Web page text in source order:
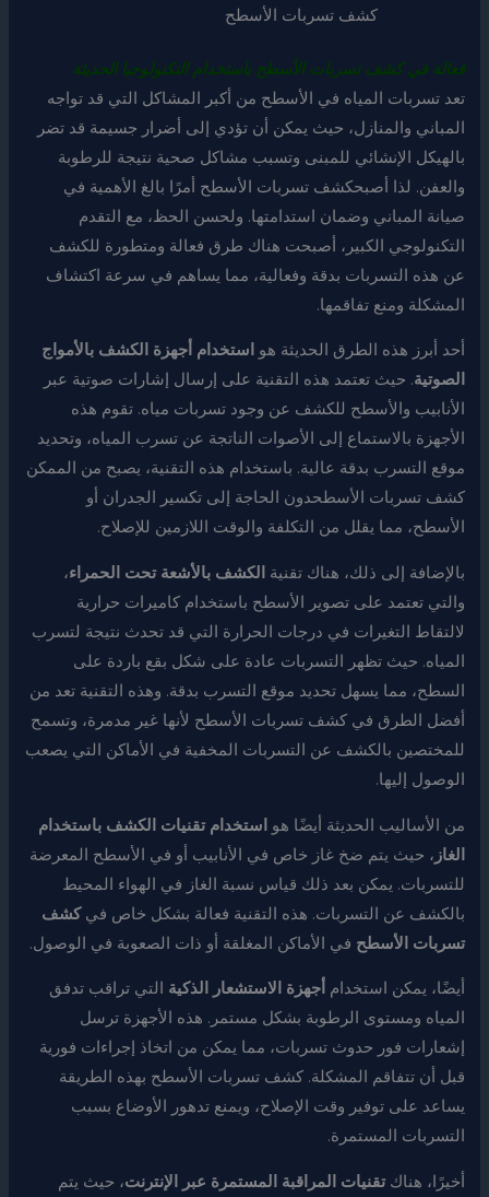
كشف تسربات الأسطح
فعالة في كشف تسربات الأسطح باستخدام التكنولوجيا الحديثة
تعد تسربات المياه في الأسطح من أكبر المشاكل التي قد تواجه
المباني والمنازل، حيث يمكن أن تؤدي إلى أضرار جسيمة قد تضر
بالهيكل الإنشائي للمبنى وتسبب مشاكل صحية نتيجة للرطوبة
والعفن. لذا أصبحكشف تسربات الأسطح أمرًا بالغ الأهمية في
صيانة المباني وضمان استدامتها. ولحسن الحظ، مع التقدم
التكنولوجي الكبير، أصبحت هناك طرق فعالة ومتطورة للكشف
عن هذه التسربات بدقة وفعالية، مما يساهم في سرعة اكتشاف
المشكلة ومنع تفاقمها.
أحد أبرز هذه الطرق الحديثة هو استخدام أجهزة الكشف بالأمواج
الصوتية. حيث تعتمد هذه التقنية على إرسال إشارات صوتية عبر
الأنابيب والأسطح للكشف عن وجود تسربات مياه. تقوم هذه
الأجهزة بالاستماع إلى الأصوات الناتجة عن تسرب المياه، وتحديد
موقع التسرب بدقة عالية. باستخدام هذه التقنية، يصبح من الممكن
كشف تسربات الأسطحدون الحاجة إلى تكسير الجدران أو
الأسطح، مما يقلل من التكلفة والوقت اللازمين للإصلاح.
بالإضافة إلى ذلك، هناك تقنية الكشف بالأشعة تحت الحمراء،
والتي تعتمد على تصوير الأسطح باستخدام كاميرات حرارية
لالتقاط التغيرات في درجات الحرارة التي قد تحدث نتيجة لتسرب
المياه. حيث تظهر التسربات عادة على شكل بقع باردة على
السطح، مما يسهل تحديد موقع التسرب بدقة. وهذه التقنية تعد من
أفضل الطرق في كشف تسربات الأسطح لأنها غير مدمرة، وتسمح
للمختصين بالكشف عن التسربات المخفية في الأماكن التي يصعب
الوصول إليها.
من الأساليب الحديثة أيضًا هو استخدام تقنيات الكشف باستخدام
الغاز ، حيث يتم ضخ غاز خاص في الأنابيب أو في الأسطح المعرضة
للتسربات. يمكن بعد ذلك قياس نسبة الغاز في الهواء المحيط
بالكشف عن التسربات. هذه التقنية فعالة بشكل خاص فيكشف
تسربات الأسطح في الأماكن المغلقة أو ذات الصعوبة في الوصول.
أيضًا، يمكن استخدام أجهزة الاستشعار الذكية التي تراقب تدفق
المياه ومستوى الرطوبة بشكل مستمر. هذه الأجهزة ترسل
إشعارات فور حدوث تسربات، مما يمكن من اتخاذ إجراءات فورية
قبل أن تتفاقم المشكلة. كشف تسربات الأسطح بهذه الطريقة
يساعد على توفير وقت الإصلاح، ويمنع تدهور الأوضاع بسبب
التسربات المستمرة.
أخيرًا، هناكتقنيات المراقبة المستمرة عبر الإنترنت، حيث يتم